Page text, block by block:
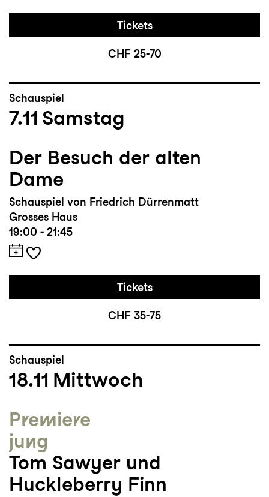
Tickets
CHF 25-70
Schauspiel
7.11 Samstag
Der Besuch der alten
Dame
Schauspiel von Friedrich Dürrenmatt
Grosses Haus
19:00 - 21:45
Tickets
CHF 35-75
Schauspiel
18.11 Mittwoch
Premiere
jung
Tom Sawyer und
Huckleberry Finn